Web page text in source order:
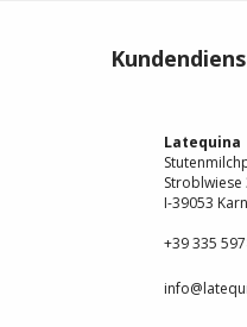
Latequina
Stroblwiese
I-39053
+39 335